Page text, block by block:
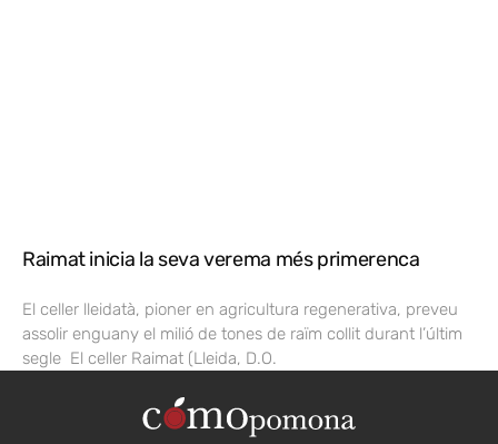
Raimat inicia la seva verema més primerenca
El celler lleidatà, pioner en agricultura regenerativa, preveu
assolir enguany el milió de tones de raïm collit durant l’últim
segle El celler Raimat (Lleida, D.O.